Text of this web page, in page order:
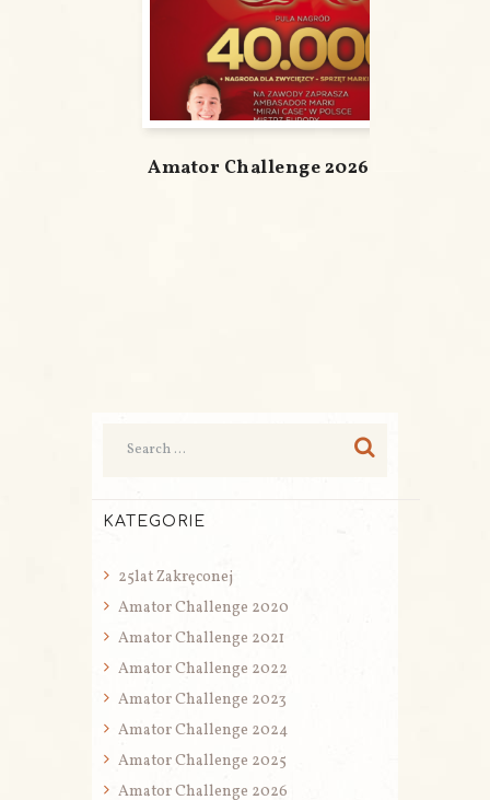
Amator Challenge 2026
KATEGORIE
25lat Zakręconej
Amator Challenge 2020
Amator Challenge 2021
Amator Challenge 2022
Amator Challenge 2023
Amator Challenge 2024
Amator Challenge 2025
Amator Challenge 2026